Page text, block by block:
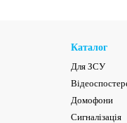
в під'їздах та офісах
двері
Каталог
Для ЗСУ
Домофони
Сигналізація